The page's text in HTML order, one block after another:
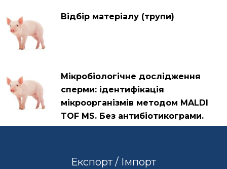
Відбір матеріалу (трупи)
Мікробіологічне дослідження
сперми: ідентифікація
мікроорганізмів методом MALDI
TOF MS. Без антибіотикограми.
Експорт / Імпорт